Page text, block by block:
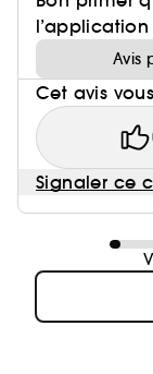
Avis
Cet avis
Signaler ce